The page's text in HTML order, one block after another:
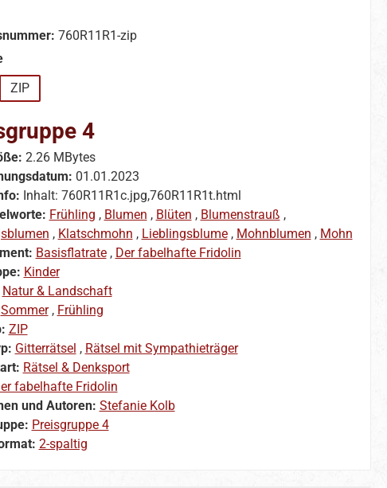
760R11R1-zip
auswählen
ZIP
4
2.26 MBytes
01.01.2023
Inhalt: 760R11R1c.jpg,760R11R1t.html
Frühling , Blumen , Blüten , Blumenstrauß ,
, Klatschmohn , Lieblingsblume, Mohnblumen , Mohn
Basisflatrate, Der fabelhafte Fridolin
Kinder
Natur & Landschaft
Sommer, Frühling
ZIP
Gitterrätsel , Rätsel mit Sympathieträger
Rätsel & Denksport
fabelhafte Fridolin
und Autoren: Stefanie Kolb
Preisgruppe 4
2-spaltig